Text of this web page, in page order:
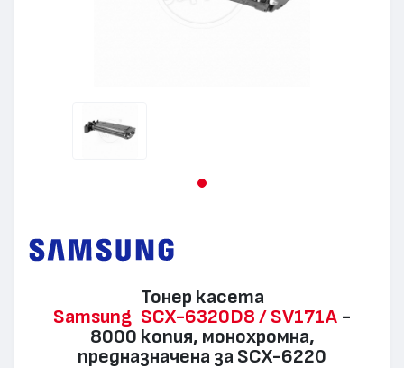
Тонер касета
Samsung SCX-6320D8 / SV171A -
8000 копия, монохромна,
предназначена за SCX-6220